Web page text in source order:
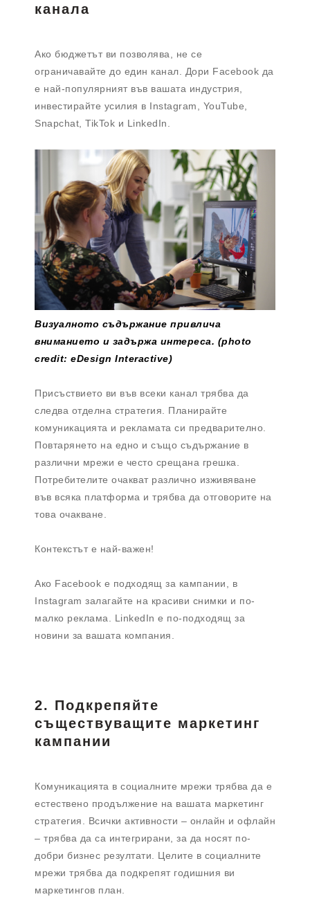
канала
Ако бюджетът ви позволява, не се
ограничавайте до един канал. Дори Facebook да
е най-популярният във вашата индустрия,
инвестирайте усилия в Instagram, YouTube,
Snapchat, TikTok и LinkedIn.
Визуалното съдържание привлича
вниманието и задържа интереса. (photo
credit: eDesign Interactive)
Присъствието ви във всеки канал трябва да
следва отделна стратегия. Планирайте
комуникацията и рекламата си предварително.
Повтарянето на едно и също съдържание в
различни мрежи е често срещана грешка.
Потребителите очакват различно изживяване
във всяка платформа и трябва да отговорите на
това очакване.
Контекстът е най-важен!
Ако Facebook е подходящ за кампании, в
Instagram залагайте на красиви снимки и по-
малко реклама. LinkedIn е по-подходящ за
новини за вашата компания.
2. Подкрепяйте
съществуващите маркетинг
кампании
Комуникацията в социалните мрежи трябва да е
естествено продължение на вашата маркетинг
стратегия. Всички активности – онлайн и офлайн
– трябва да са интегрирани, за да носят по-
добри бизнес резултати. Целите в социалните
мрежи трябва да подкрепят годишния ви
маркетингов план.